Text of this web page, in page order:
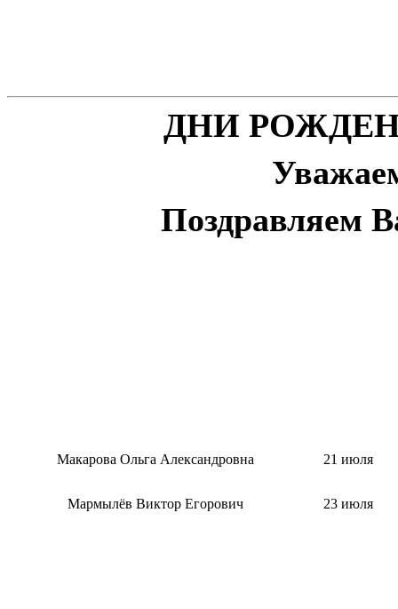
ДНИ
Поздравляем
Макарова Ольга Александровна 21 июля
Мармылёв Виктор Егорович 23 июля